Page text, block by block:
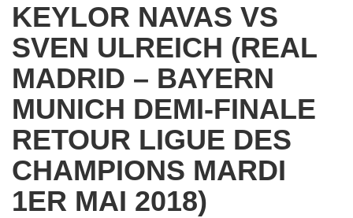
KEYLOR NAVAS VS
SVEN ULREICH (REAL
MADRID – BAYERN
MUNICH DEMI-FINALE
RETOUR LIGUE DES
CHAMPIONS MARDI
1ER MAI 2018)